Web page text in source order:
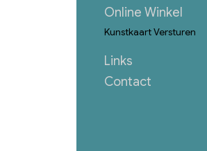
Online Winkel
Kunstkaart Versturen
Links
Contact